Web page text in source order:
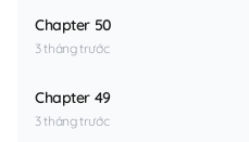
Chapter 50
3 tháng trước
Chapter 49
3 tháng trước